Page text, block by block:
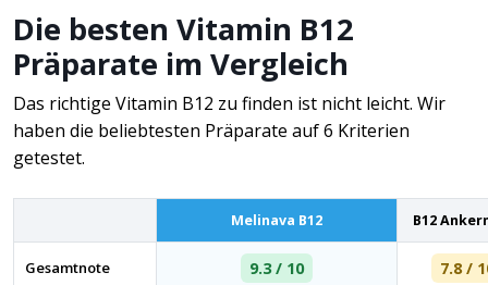
Die besten Vitamin B12
Präparate im Vergleich
Das richtige Vitamin B12 zu finden ist nicht leicht. Wir
haben die beliebtesten Präparate auf 6 Kriterien
getestet.
Melinava B12 B12
Gesamtnote 9.3 / 10 7.8 /